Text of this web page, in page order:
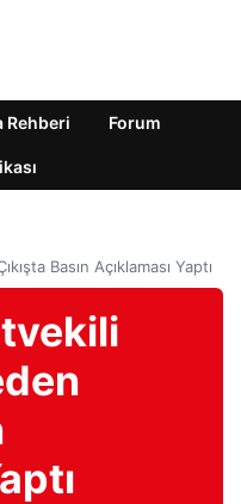
Rehberi Forum
Basın Açıklaması Yaptı